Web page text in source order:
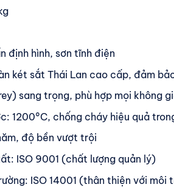
định hình, sơn tĩnh điện
két sắt Thái Lan cao cấp, đảm
sang trọng, phù hợp mọi không
1200°C, chống cháy hiệu quả
độ bền vượt trội
ISO 9001 (chất lượng quản lý)
ISO 14001 (thân thiện với môi